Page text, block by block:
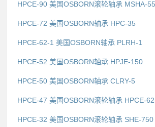
HPCE-90 美国OSBORN滚轮轴承 MSHA-55
HPCE-72 美国OSBORN轴承 HPC-35
HPCE-62-1 美国OSBORN轴承 PLRH-1
HPCE-52 美国OSBORN轴承 HPJE-150
HPCE-50 美国OSBORN轴承 CLRY-5
HPCE-47 美国OSBORN滚轮轴承 HPCE-
HPCE-32 美国OSBORN滚轮轴承 SHE-750